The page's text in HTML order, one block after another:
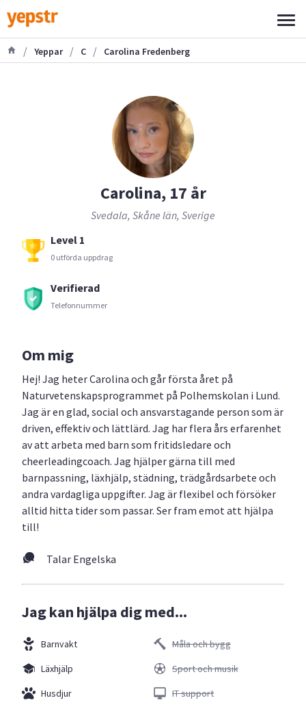
/ Yeppar / C / Carolina Fredenberg
Carolina, 17 år
Svedala, Skåne län, Sverige
Level 1
0 utförda uppdrag
Verifierad
Telefonnummer
Om mig
Hej! Jag heter Carolina och går första året på
Naturvetenskapsprogrammet på Polhemskolan i Lund.
Jag är en glad, social och ansvarstagande person som är
driven, effektiv och lättlärd. Jag har flera års erfarenhet
av att arbeta med barn som fritidsledare och
cheerleadingcoach. Jag hjälper gärna till med
barnpassning, läxhjälp, städning, trädgårdsarbete och
andra vardagliga uppgifter. Jag är flexibel och försöker
alltid hitta tider som passar. Ser fram emot att hjälpa
till!
Talar Engelska
Jag kan hjälpa dig med...
Barnvakt
Läxhjälp
Husdjur
Måla och bygg
Sport och musik
IT support